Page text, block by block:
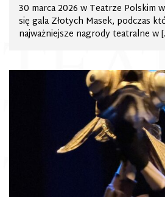
30 marca 2026 w Teatrze Polskim w
się gala Złotych Masek, podczas
najważniejsze nagrody teatralne w